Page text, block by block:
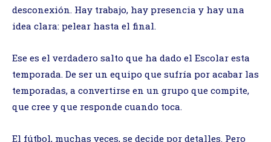
desconexión. Hay trabajo, hay presencia y hay una
idea clara: pelear hasta el final.
Ese es el verdadero salto que ha dado el Escolar esta
temporada. De ser un equipo que sufría por acabar las
temporadas, a convertirse en un grupo que compite,
que cree y que responde cuando toca.
El fútbol, muchas veces, se decide por detalles. Pero